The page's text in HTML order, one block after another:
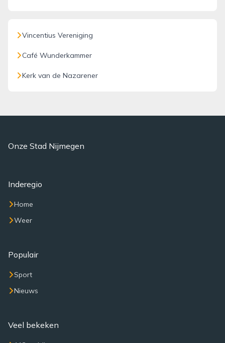
Vincentius Vereniging
Café Wunderkammer
Kerk van de Nazarener
Onze Stad Nijmegen
Inderegio
Home
Weer
Populair
Sport
Nieuws
Veel bekeken